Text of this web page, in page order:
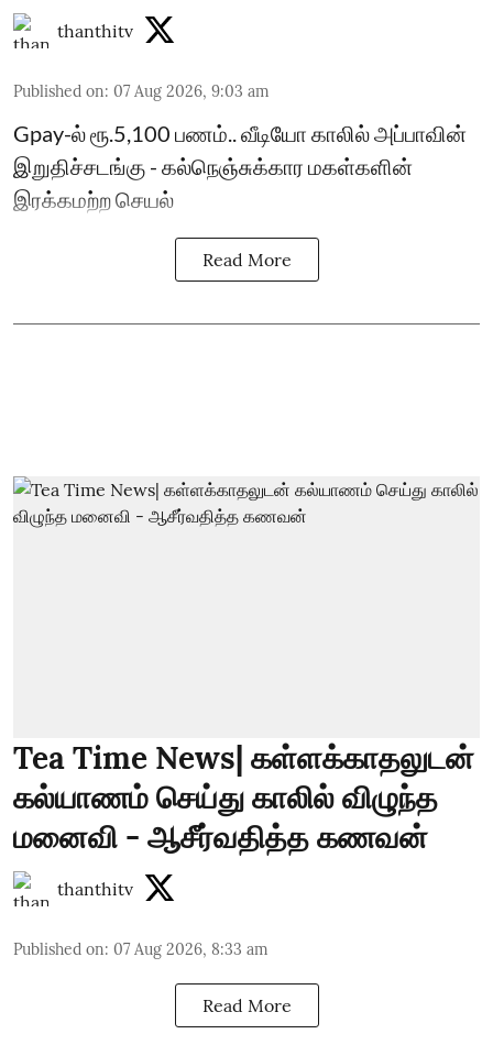
thanthitv
Published on: 07 Aug 2026, 9:03 am
Gpay-ல் ரூ.5,100 பணம்.. வீடியோ காலில் அப்பாவின்
இறுதிச்சடங்கு - கல்நெஞ்சுக்கார மகள்களின்
இரக்கமற்ற செயல்
Read More
Tea Time News| கள்ளக்காதலுடன்
கல்யாணம் செய்து காலில் விழுந்த
மனைவி - ஆசீர்வதித்த கணவன்
thanthitv
Published on: 07 Aug 2026, 8:33 am
Read More